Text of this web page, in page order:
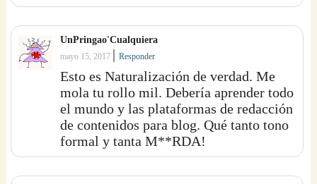
UnPringao'Cualquiera
mayo 15, 2017 |Responder
Esto es Naturalización de verdad. Me
mola tu rollo mil. Debería aprender todo
el mundo y las plataformas de redacción
de contenidos para blog. Qué tanto tono
formal y tanta M**RDA!